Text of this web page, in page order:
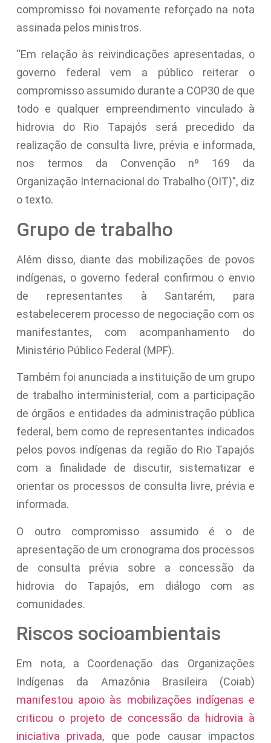
compromisso foi novamente reforçado na nota
assinada pelos ministros.
“Em relação às reivindicações apresentadas, o
governo federal vem a público reiterar o
compromisso assumido durante a COP30 de que
todo e qualquer empreendimento vinculado à
hidrovia do Rio Tapajós será precedido da
realização de consulta livre, prévia e informada,
nos termos da Convenção nº 169 da
Organização Internacional do Trabalho (OIT)”, diz
o texto.
Grupo de trabalho
Além disso, diante das mobilizações de povos
indígenas, o governo federal confirmou o envio
de representantes à Santarém, para
estabelecerem processo de negociação com os
manifestantes, com acompanhamento do
Ministério Público Federal (MPF).
Também foi anunciada a instituição de um grupo
de trabalho interministerial, com a participação
de órgãos e entidades da administração pública
federal, bem como de representantes indicados
pelos povos indígenas da região do Rio Tapajós
com a finalidade de discutir, sistematizar e
orientar os processos de consulta livre, prévia e
informada.
O outro compromisso assumido é o de
apresentação de um cronograma dos processos
de consulta prévia sobre a concessão da
hidrovia do Tapajós, em diálogo com as
comunidades.
Riscos socioambientais
Em nota, a Coordenação das Organizações
Indígenas da Amazônia Brasileira (Coiab)
manifestou apoio às mobilizações indígenas e
criticou o projeto de concessão da hidrovia à
iniciativa privada, que pode causar impactos